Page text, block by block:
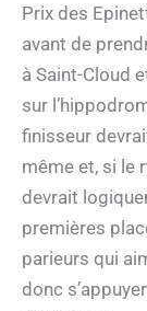
Prix des
avant de
à Saint-Cloud
sur
finisseur
même et, si le
devrait
premières
parieurs qui
donc